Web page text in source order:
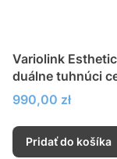
Variolink
duálne tuhnúci
Cena
990,00 zł
Pridať do košíka